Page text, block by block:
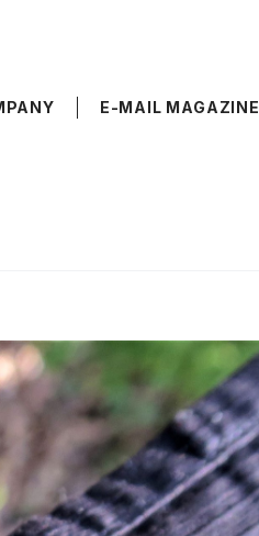
E-MAIL MAGAZINE